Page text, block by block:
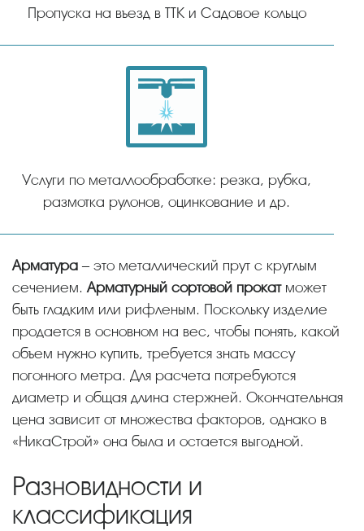
Пропуска на въезд в ТТК и Садовое кольцо
Услуги по металлообработке: резка, рубка,
размотка рулонов, оцинкование и др.
Арматура – это металлический прут с круглым
сечением. Арматурный сортовой прокатможет
быть гладким или рифленым. Поскольку изделие
продается в основном на вес, чтобы понять, какой
объем нужно купить, требуется знать массу
погонного метра. Для расчета потребуются
диаметр и общая длина стержней. Окончательная
цена зависит от множества факторов, однако в
«НикаСтрой» она была и остается выгодной.
Разновидности и
классификация